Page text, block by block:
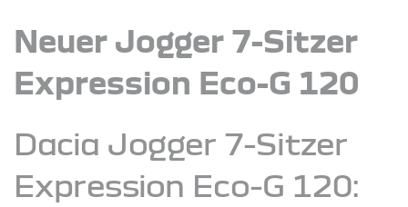
Neuer Jogger 7-Sitzer
Expression Eco-G 120
Dacia Jogger 7-Sitzer
Expression Eco-G 120: